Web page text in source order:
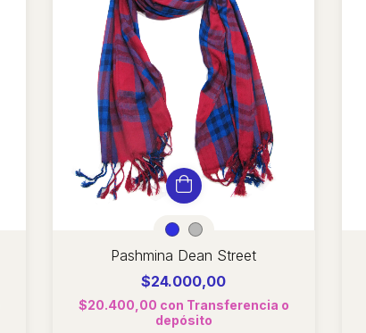
Pashmina Dean Street
$24.000,00
$20.400,00 con Transferencia o
depósito